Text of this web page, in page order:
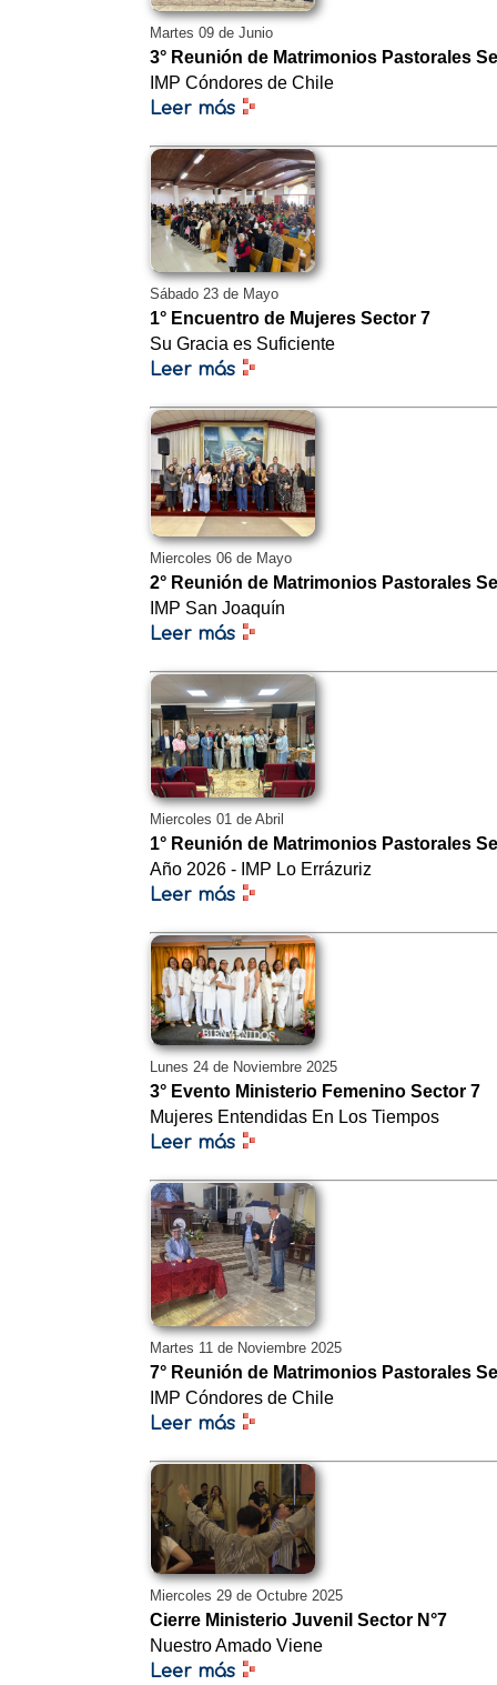
Martes 09 de Junio
3° Reunión de Matrimonios Pastorales
IMP Cóndores de Chile
Leer más
Sábado 23 de Mayo
1° Encuentro de Mujeres Sector 7
Su Gracia es Suficiente
Leer más
Miercoles 06 de Mayo
2° Reunión de Matrimonios Pastorales
IMP San Joaquín
Leer más
Miercoles 01 de Abril
1° Reunión de Matrimonios Pastorales
Año 2026 - IMP Lo Errázuriz
Leer más
Lunes 24 de Noviembre 2025
3° Evento Ministerio Femenino Sector 7
Mujeres Entendidas En Los Tiempos
Leer más
Martes 11 de Noviembre 2025
7° Reunión de Matrimonios Pastorales
IMP Cóndores de Chile
Leer más
Miercoles 29 de Octubre 2025
Cierre Ministerio Juvenil Sector N°7
Nuestro Amado Viene
Leer más